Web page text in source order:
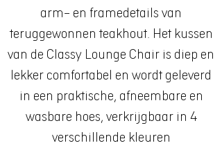
arm- en framedetails van
teruggewonnen teakhout. Het kussen
van de Classy Lounge Chair is diep en
lekker comfortabel en wordt geleverd
in een praktische, afneembare en
wasbare hoes, verkrijgbaar in 4
verschillende kleuren